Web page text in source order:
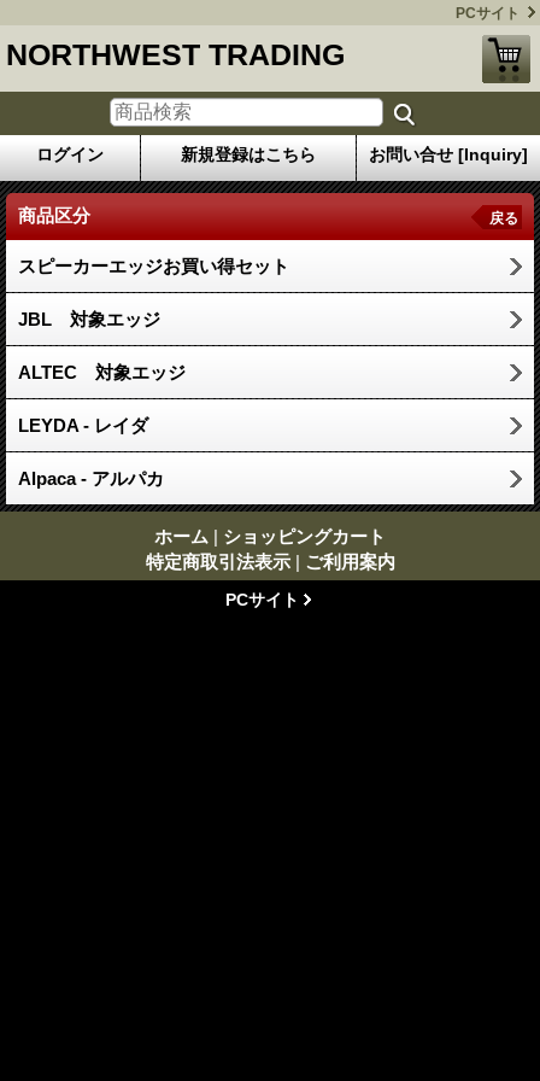
PCサイト
NORTHWEST TRADING
ログイン 新規登録はこちら お問い合せ [Inquiry]
商品区分 戻る
スピーカーエッジお買い得セット
JBL 対象エッジ
ALTEC 対象エッジ
LEYDA - レイダ
Alpaca - アルパカ
ホーム | ショッピングカート
特定商取引法表示 | ご利用案内
PCサイト